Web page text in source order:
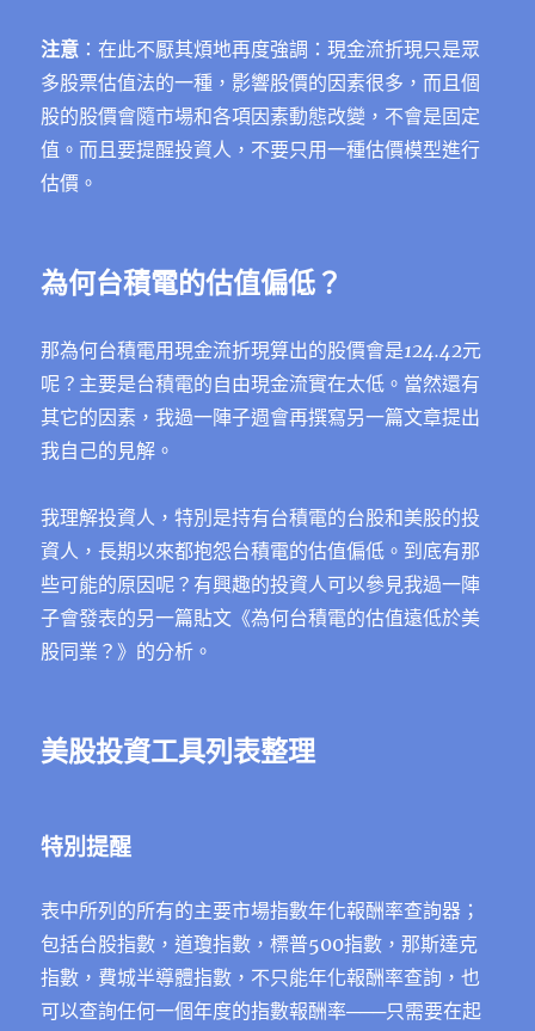
注意 ：在此不厭其煩地再度強調：現金流折現只是眾
多股票估值法的一種，影響股價的因素很多，而且個
股的股價會隨市場和各項因素動態改變，不會是固定
值。而且要提醒投資人，不要只用一種估價模型進行
估價。
為何台積電的估值偏低？
那為何台積電用現金流折現算出的股價會是124.42元
呢？主要是台積電的自由現金流實在太低。當然還有
其它的因素，我過一陣子週會再撰寫另一篇文章提出
我自己的見解。
我理解投資人，特別是持有台積電的台股和美股的投
資人，長期以來都抱怨台積電的估值偏低。到底有那
些可能的原因呢？有興趣的投資人可以參見我過一陣
子會發表的另一篇貼文《為何台積電的估值遠低於美
股同業？》的分析。
美股投資工具列表整理
特別提醒
表中所列的所有的主要市場指數年化報酬率查詢器；
包括台股指數，道瓊指數，標普500指數，那斯達克
指數，費城半導體指數，不只能年化報酬率查詢，也
可以查詢任何一個年度的指數報酬率───只需要在起